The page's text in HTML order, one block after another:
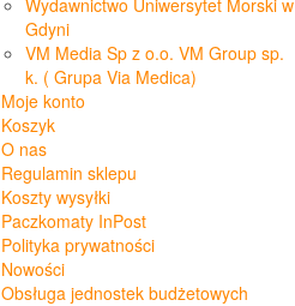
Wydawnictwo Uniwersytet Morski w
Gdyni
VM Media Sp z o.o. VM Group sp.
k. ( Grupa Via Medica)
Moje konto
Koszyk
O nas
Regulamin sklepu
Koszty wysyłki
Paczkomaty InPost
Polityka prywatności
Nowości
Obsługa jednostek budżetowych